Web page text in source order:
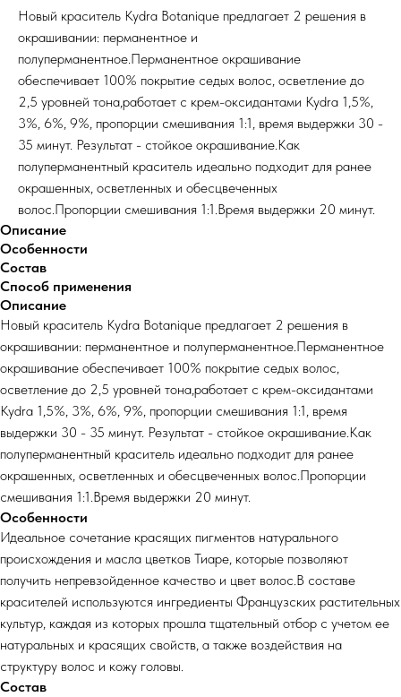
Новый краситель Kydra Botanique предлагает 2 решения в
окрашивании: перманентное и
полуперманентное.Перманентное окрашивание
обеспечивает 100% покрытие седых волос, осветление до
2,5 уровней тона,работает с крем-оксидантами Kydra 1,5%,
3%, 6%, 9%, пропорции смешивания 1:1, время выдержки 30 -
35 минут. Результат - стойкое окрашивание.Как
полуперманентный краситель идеально подходит для ранее
окрашенных, осветленных и обесцвеченных
волос.Пропорции смешивания 1:1.Время выдержки 20 минут.
Описание
Особенности
Состав
Способ применения
Описание
Новый краситель Kydra Botanique предлагает 2 решения в
окрашивании: перманентное и полуперманентное.Перманентное
окрашивание обеспечивает 100% покрытие седых волос,
осветление до 2,5 уровней тона,работает с крем-оксидантами
Kydra 1,5%, 3%, 6%, 9%, пропорции смешивания 1:1, время
выдержки 30 - 35 минут. Результат - стойкое окрашивание.Как
полуперманентный краситель идеально подходит для ранее
окрашенных, осветленных и обесцвеченных волос.Пропорции
смешивания 1:1.Время выдержки 20 минут.
Особенности
Идеальное сочетание красящих пигментов натурального
происхождения и масла цветков Тиаре, которые позволяют
получить непревзойденное качество и цвет волос.В составе
красителей используются ингредиенты Французских растительных
культур, каждая из которых прошла тщательный отбор с учетом ее
натуральных и красящих свойств, а также воздействия на
структуру волос и кожу головы.
Состав